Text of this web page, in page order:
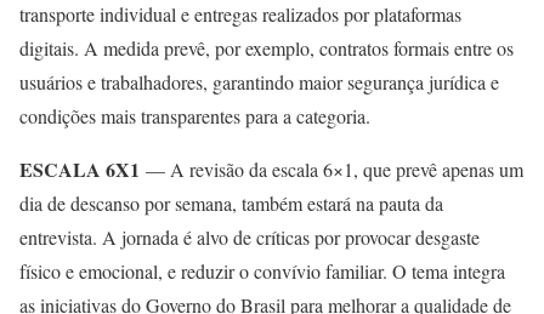
transporte individual e entregas realizados por plataformas
digitais. A medida prevê, por exemplo, contratos formais entre os
usuários e trabalhadores, garantindo maior segurança jurídica e
condições mais transparentes para a categoria.
ESCALA 6X1 — A revisão da escala 6×1, que prevê apenas um
dia de descanso por semana, também estará na pauta da
entrevista. A jornada é alvo de críticas por provocar desgaste
físico e emocional, e reduzir o convívio familiar. O tema integra
as iniciativas do Governo do Brasil para melhorar a qualidade de